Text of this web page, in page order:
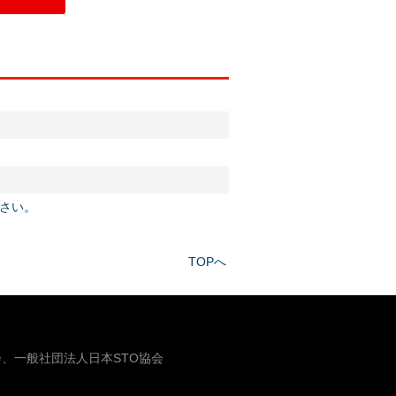
い。
TOPへ
一般社団法人日本STO協会